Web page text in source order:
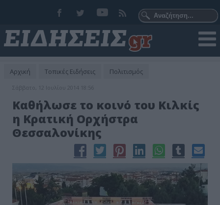
Αρχική Τοπικές Ειδήσεις Πολιτισμός
Σάββατο, 12 Ιουλίου 2014 18:56
Καθήλωσε το κοινό του Κιλκίς
η Κρατική Ορχήστρα
Θεσσαλονίκης